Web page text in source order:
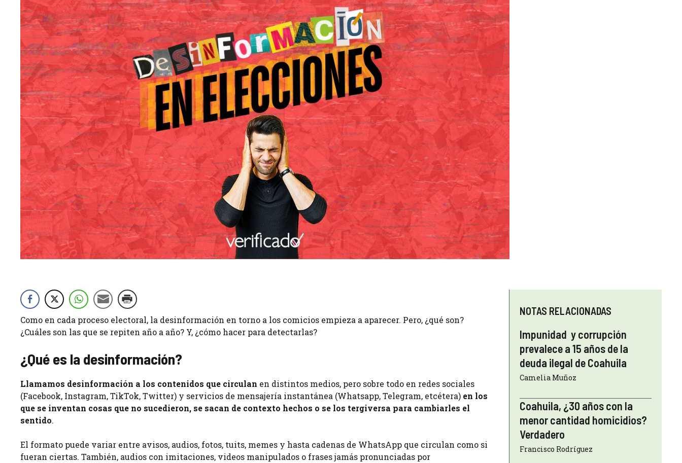
Como en cada proceso electoral, la desinformación en torno a los comicios empieza a aparecer. Pero, ¿qué son?
¿Cuáles son las que se repiten año a año? Y, ¿cómo hacer para detectarlas?
¿Qué es la desinformación?
Llamamos desinformación a los contenidos que circulan en distintos medios, pero sobre todo en redes sociales
(Facebook, Instagram, TikTok, Twitter) y servicios de mensajería instantánea (Whatsapp, Telegram, etcétera) en los
que se inventan cosas que no sucedieron, se sacan de contexto hechos o se los tergiversa para cambiarles el
sentido.
El formato puede variar entre avisos, audios, fotos, tuits, memes y hasta cadenas de WhatsApp que circulan como si
fueran ciertas. También, audios con imitaciones, videos manipulados o frases jamás pronunciadas por
NOTAS RELACIONADAS
Impunidad y corrupción
prevalece a 15 años de la
deuda ilegal de Coahuila
Camelia Muñoz
Coahuila, ¿30 años con la
menor cantidad homicidios?
Verdadero
Francisco Rodríguez